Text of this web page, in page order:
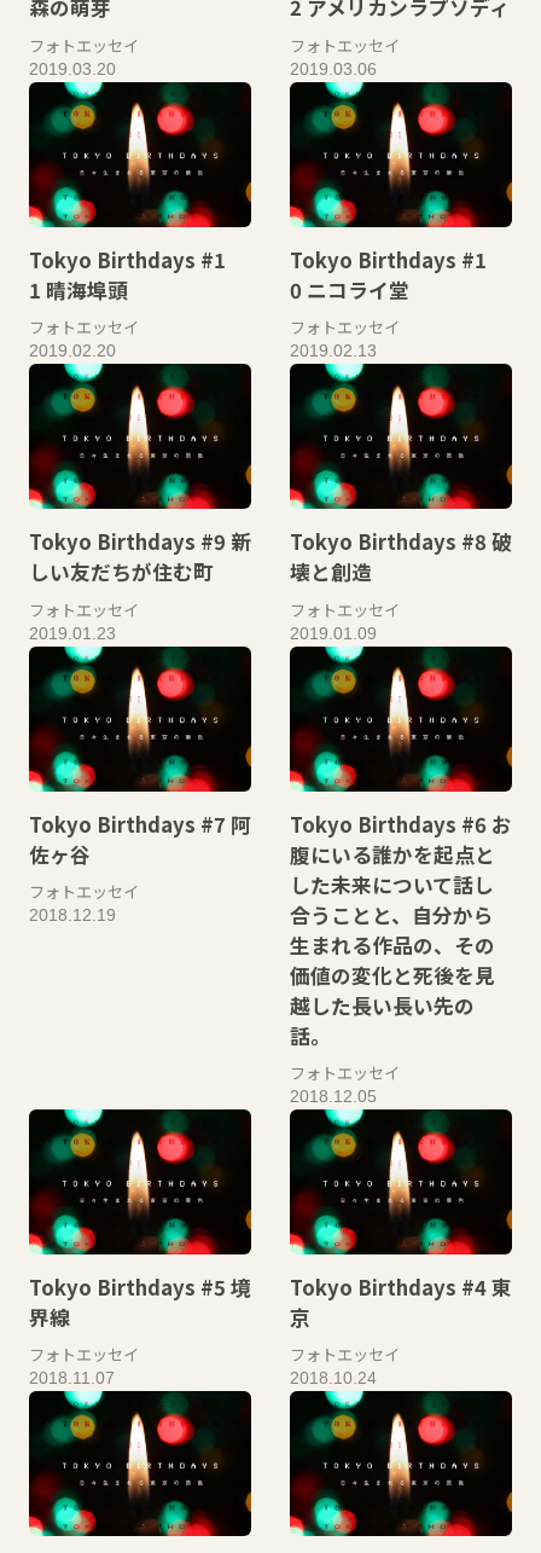
森の萌芽
2019.03.20
フォトエッセイ
2 アメリカンラプソディ
2019.03.06
フォトエッセイ
Tokyo Birthdays #1
1 晴海埠頭
2019.02.20
フォトエッセイ
Tokyo Birthdays #1
0 ニコライ堂
2019.02.13
フォトエッセイ
Tokyo Birthdays #9 新
しい友だちが住む町
2019.01.23
フォトエッセイ
Tokyo Birthdays #8 破
壊と創造
2019.01.09
フォトエッセイ
Tokyo Birthdays #7 阿
佐ヶ谷
2018.12.19
フォトエッセイ
Tokyo Birthdays #6 お
腹にいる誰かを起点と
した未来について話し
合うことと、自分から
生まれる作品の、その
価値の変化と死後を見
越した長い長い先の
話。
2018.12.05
フォトエッセイ
Tokyo Birthdays #5 境
界線
2018.11.07
フォトエッセイ
Tokyo Birthdays #4 東
京
2018.10.24
フォトエッセイ